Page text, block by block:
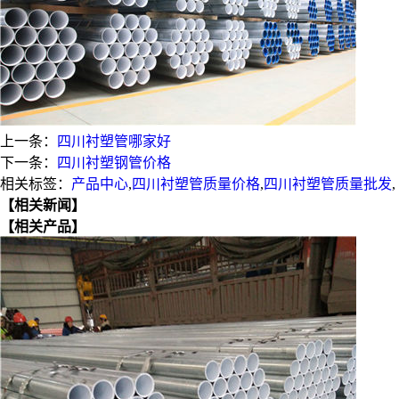
上一条：
四川衬塑管哪家好
下一条：
四川衬塑钢管价格
相关标签： 产品中心,四川衬塑管质量价格,四川衬塑管质量批发,
【相关新闻】
【相关产品】